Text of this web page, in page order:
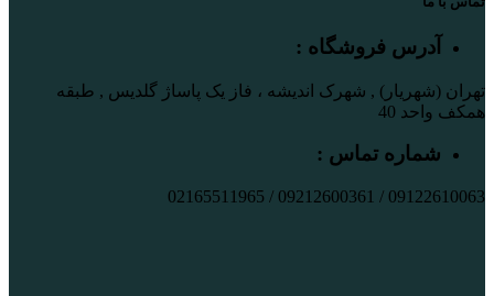
آدرس فروشگاه :
تهران (شهریار) , شهرک اندیشه ، فاز یک پاساژ گلدیس , طبقه
همکف واحد 40
شماره تماس :
09122610063 / 09212600361 / 02165511965